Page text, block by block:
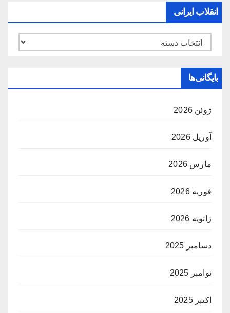
انقلاب ایرانی
انقلاب
بایگانی‌ها
ژوئن 2026
آوریل 2026
مارس 2026
فوریه 2026
ژانویه 2026
دسامبر 2025
نوامبر 2025
اکتبر 2025